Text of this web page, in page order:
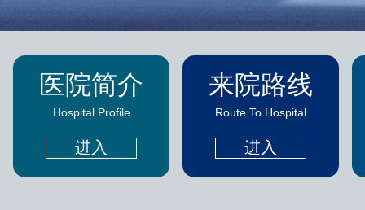
医院简介
Hospital Profile
进入
来院路线
Route To Hospital
进入